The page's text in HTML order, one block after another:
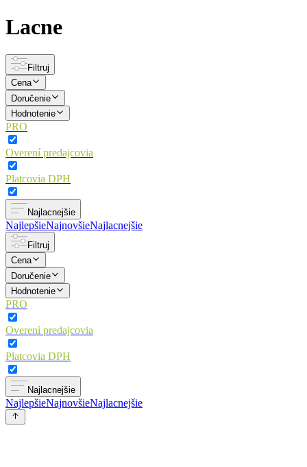
Lacne
Filtruj
Cena
Doručenie
Hodnotenie
PRO
Overení predajcovia
Platcovia DPH
Najlacnejšie
NajlepšieNajnovšieNajlacnejšie
Filtruj
Cena
Doručenie
Hodnotenie
PRO
Overení predajcovia
Platcovia DPH
Najlacnejšie
NajlepšieNajnovšieNajlacnejšie